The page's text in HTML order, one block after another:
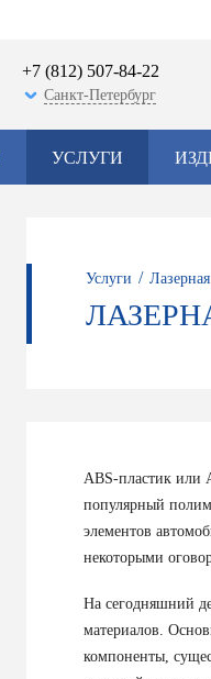
+7 (812) 507-84-22
Санкт-Петербург
УСЛУГИ
Услуги /
ABS-пластик или
популярный
элементов
некоторыми
На сегодняшний
материалов.
компоненты,